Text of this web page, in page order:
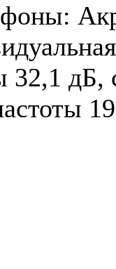
32,1 дБ,